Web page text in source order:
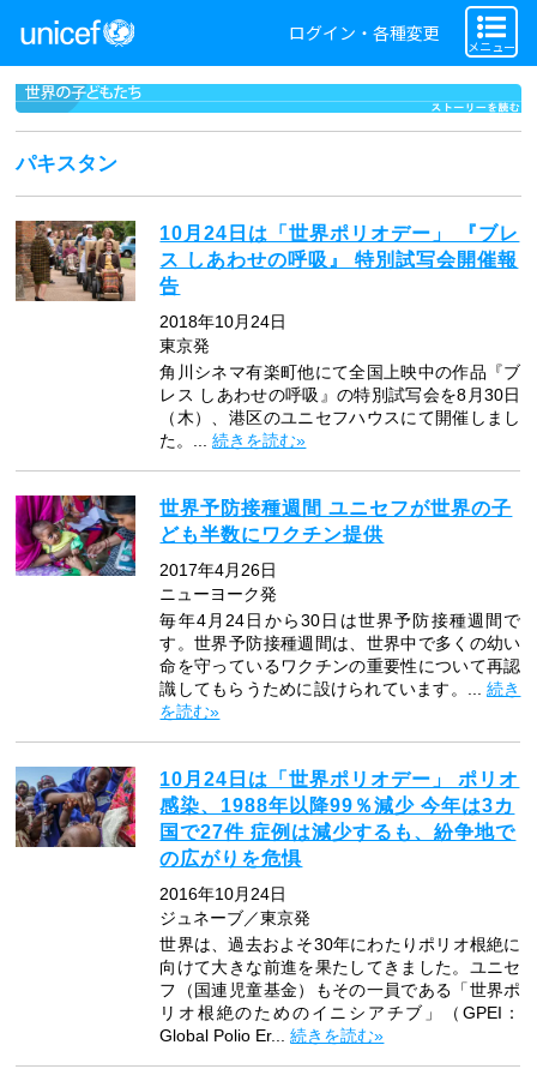
ログイン・各種変更
メニュー
パキスタン
10月24日は「世界ポリオデー」 『ブレ
ス しあわせの呼吸』 特別試写会開催報
告
2018年10月24日
東京発
角川シネマ有楽町他にて全国上映中の作品『ブ
レス しあわせの呼吸』の特別試写会を8月30日
（木）、港区のユニセフハウスにて開催しまし
た。...続きを読む»
世界予防接種週間 ユニセフが世界の子
ども半数にワクチン提供
2017年4月26日
ニューヨーク発
毎年4月24日から30日は世界予防接種週間で
す。世界予防接種週間は、世界中で多くの幼い
命を守っているワクチンの重要性について再認
識してもらうために設けられています。...続き
を読む»
10月24日は「世界ポリオデー」 ポリオ
感染、1988年以降99％減少 今年は3カ
国で27件 症例は減少するも、紛争地で
の広がりを危惧
2016年10月24日
ジュネーブ／東京発
世界は、過去およそ30年にわたりポリオ根絶に
向けて大きな前進を果たしてきました。ユニセ
フ（国連児童基金）もその一員である「世界ポ
リオ根絶のためのイニシアチブ」（GPEI：
Global Polio Er...続きを読む»